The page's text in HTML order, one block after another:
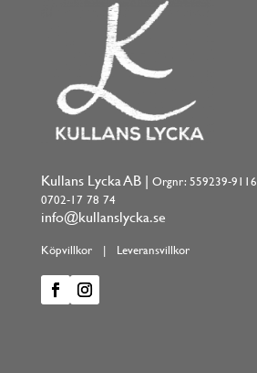
Kullans Lycka AB | Orgnr: 559239-9116
0702-17 78 74
info@kullanslycka.se
Köpvillkor| Leveransvillkor